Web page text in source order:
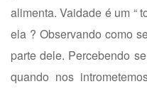
alimenta. Vaidade é um “
ela ? Observando como
parte dele. Percebendo
quando nos